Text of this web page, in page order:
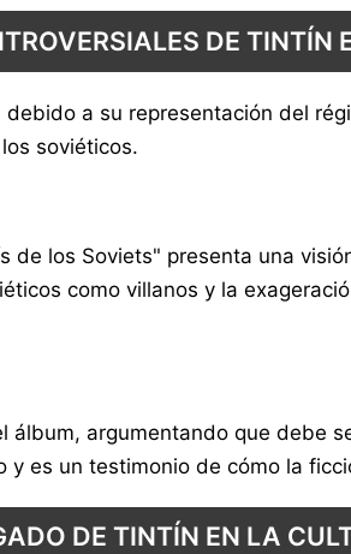
DE TINTÍN
a su representación del
soviéticos.
los Soviets" presenta una
como villanos y la
argumentando que debe
es un testimonio de cómo la
DE TINTÍN EN LA